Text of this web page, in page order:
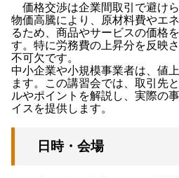
価格交渉は企業間取引で避けら
物価高騰により、原材料費やエ
るため、商品やサービスの価格
す。特に労務費の上昇分を反映
不可欠です。
中小企業や小規模事業者は、値
ます。この講習会では、取引先
ルやポイントを解説し、実際の
イスを提供します。
日時・会場